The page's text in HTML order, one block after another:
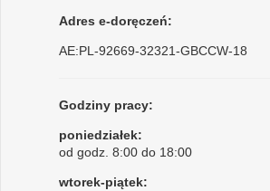
Adres e-doręczeń:
AE:PL-92669-32321-GBCCW-18
Godziny pracy:
poniedziałek:
od godz. 8:00 do 18:00
wtorek-piątek: